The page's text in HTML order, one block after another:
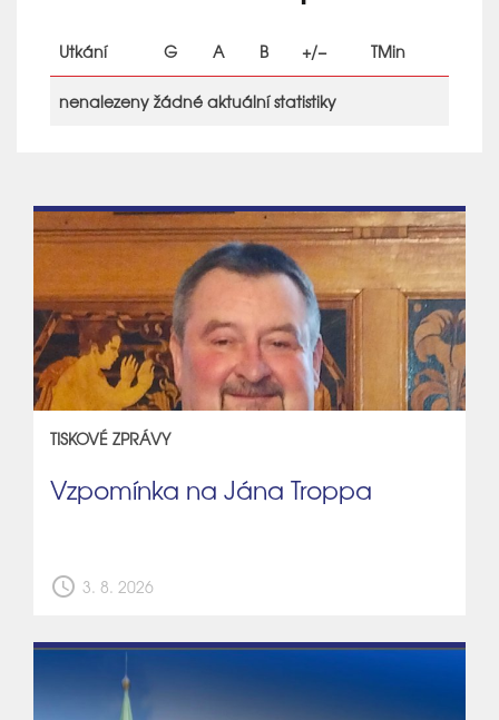
Utkání G A B +/− TMin
nenalezeny žádné aktuální statistiky
TISKOVÉ ZPRÁVY
Vzpomínka na Jána Troppa
schedule 3. 8. 2026